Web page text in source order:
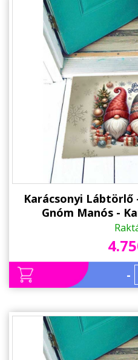
Karácsonyi
Gnóm Manós -
-